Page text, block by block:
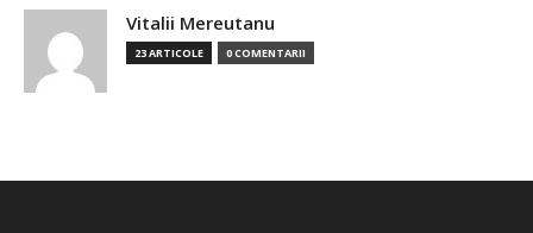
Vitalii Mereutanu
23 ARTICOLE 0 COMENTARII